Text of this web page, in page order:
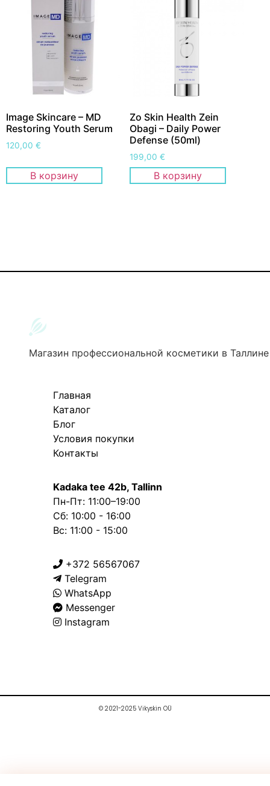
Image Skincare – MD
Restoring Youth Serum
120,00 €
В корзину
Zo Skin Health Zein
Obagi – Daily Power
Defense (50ml)
199,00€
В корзину
Магазин профессиональной косметики в Таллине
Главная
Каталог
Блог
Условия покупки
Контакты
Kadaka tee 42b, Tallinn
Пн-Пт: 11:00–19:00
Сб: 10:00 - 16:00
Вс: 11:00 - 15:00
+372 56567067
Telegram
WhatsApp
Messenger
Instagram
© 2021-2025 Vikyskin OÜ